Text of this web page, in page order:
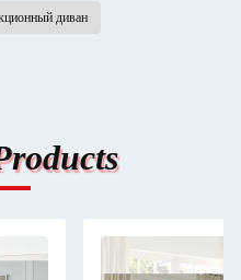
диван